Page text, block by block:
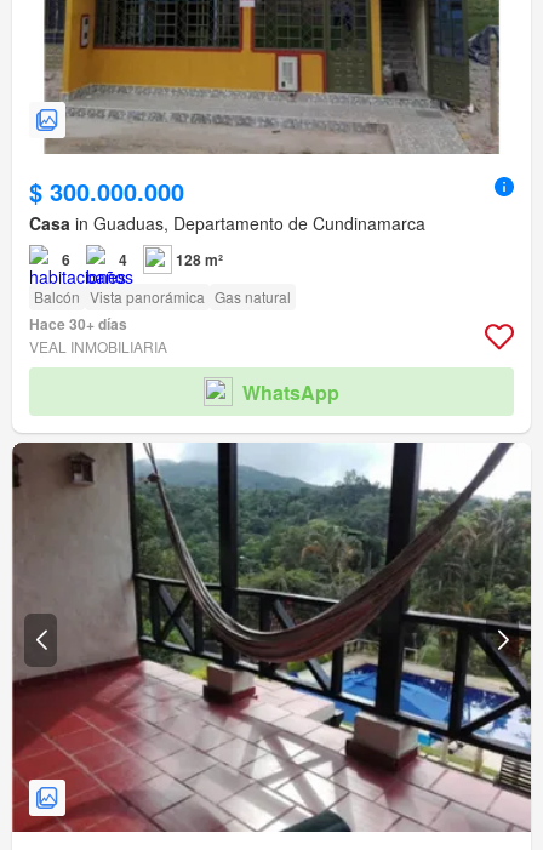
$ 300.000.000
Casa in Guaduas, Departamento de Cundinamarca
6 4 128 m²
Balcón Vista panorámica Gas natural
Hace 30+ días
VEAL INMOBILIARIA
WhatsApp